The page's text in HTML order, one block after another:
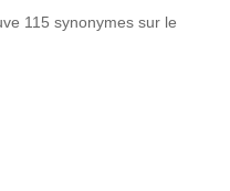
115 synonymes sur le